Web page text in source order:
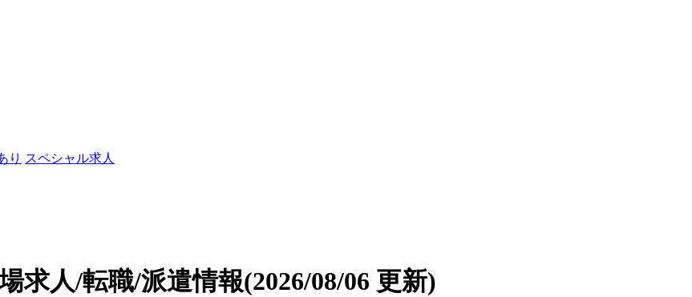
り スペシャル求人
求人/転職/派遣情報(2026/08/06 更新)